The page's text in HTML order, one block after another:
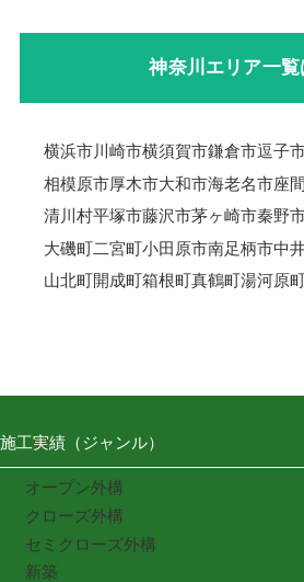
神奈川エリア一
横浜市川崎市横須賀市鎌倉市逗子
相模原市厚木市大和市海老名市座
清川村平塚市藤沢市茅ヶ崎市秦野
大磯町二宮町小田原市南足柄市中
山北町開成町箱根町真鶴町湯河原
施工実績（ジャンル）
オープン外構
クローズ外構
セミクローズ外構
新築